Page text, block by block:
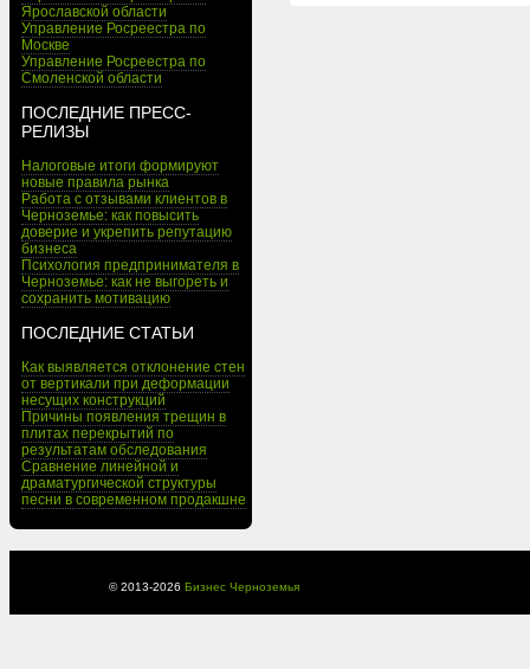
Ярославской области
Управление Росреестра по
Москве
Управление Росреестра по
Смоленской области
ПОСЛЕДНИЕ ПРЕСС-
РЕЛИЗЫ
Налоговые итоги формируют
новые правила рынка
Работа с отзывами клиентов в
Черноземье: как повысить
доверие и укрепить репутацию
бизнеса
Психология предпринимателя в
Черноземье: как не выгореть и
сохранить мотивацию
ПОСЛЕДНИЕ СТАТЬИ
Как выявляется отклонение стен
от вертикали при деформации
несущих конструкций
Причины появления трещин в
плитах перекрытий по
результатам обследования
Сравнение линейной и
драматургической структуры
песни в современном продакшне
© 2013-2026 Бизнес Черноземья